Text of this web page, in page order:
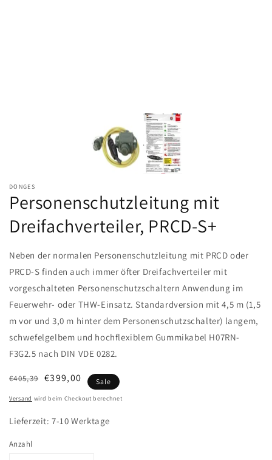
DÖNGES
Personenschutzleitung mit
Dreifachverteiler, PRCD-S+
Neben der normalen Personenschutzleitung mit PRCD oder
PRCD-S finden auch immer öfter Dreifachverteiler mit
vorgeschalteten Personenschutzschaltern Anwendung im
Feuerwehr- oder THW-Einsatz. Standardversion mit 4,5 m (1,5
m vor und 3,0 m hinter dem Personenschutzschalter) langem,
schwefelgelbem und hochflexiblem Gummikabel H07RN-
F3G2.5 nach DIN VDE 0282.
Normaler
€405,39
Verkaufspreis
€399,00 Sale
Versand wird beim Checkout berechnet
Lieferzeit: 7-10 Werktage
Anzahl